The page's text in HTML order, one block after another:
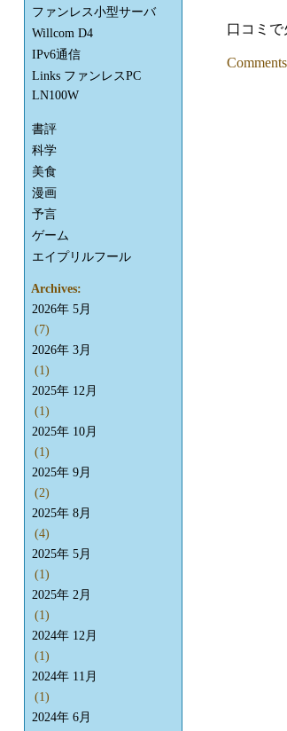
口コミ
ファンレス小型サーバ
Willcom D4
IPv6通信
Links ファンレスPC
LN100W
書評
科学
美食
漫画
予言
ゲーム
エイプリルフール
Archives:
2026年 5月
(7)
2026年 3月
(1)
2025年 12月
(1)
2025年 10月
(1)
2025年 9月
(2)
2025年 8月
(4)
2025年 5月
(1)
2025年 2月
(1)
2024年 12月
(1)
2024年 11月
(1)
2024年 6月